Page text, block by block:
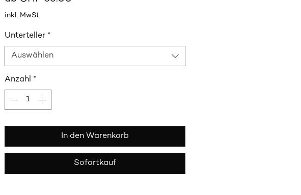
inkl. MwSt
Unterteller *
Auswählen
Anzahl *
In den Warenkorb
Sofortkauf